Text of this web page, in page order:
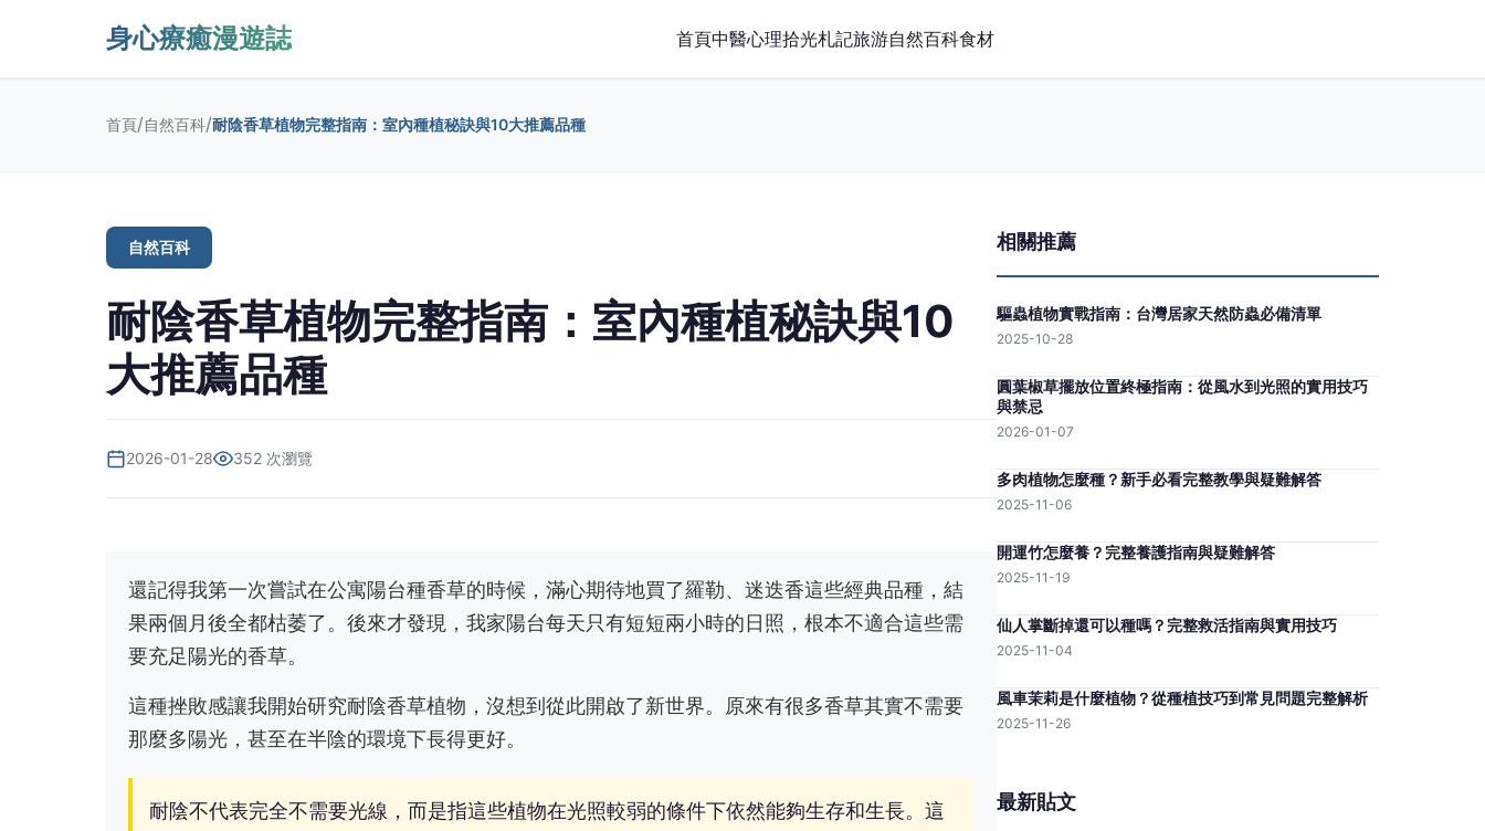
身心療癒漫遊誌 首頁中醫心理拾光札記旅游自然百科食材
首頁/自然百科/耐陰香草植物完整指南：室內種植秘訣與10大推薦品種
自然百科
耐陰香草植物完整指南：室內種植秘訣與10
大推薦品種
2026-01-28 352 次瀏覽
還記得我第一次嘗試在公寓陽台種香草的時候，滿心期待地買了羅勒、迷迭香這些經典品種，結
果兩個月後全都枯萎了。後來才發現，我家陽台每天只有短短兩小時的日照，根本不適合這些需
要充足陽光的香草。
這種挫敗感讓我開始研究耐陰香草植物，沒想到從此開啟了新世界。原來有很多香草其實不需要
那麼多陽光，甚至在半陰的環境下長得更好。
耐陰不代表完全不需要光線，而是指這些植物在光照較弱的條件下依然能夠生存和生長。這
相關推薦
驅蟲植物實戰指南：台灣居家天然防蟲必備清單
2025-10-28
圓葉椒草擺放位置終極指南：從風水到光照的實用技巧
與禁忌
2026-01-07
多肉植物怎麼種？新手必看完整教學與疑難解答
2025-11-06
開運竹怎麼養？完整養護指南與疑難解答
2025-11-19
仙人掌斷掉還可以種嗎？完整救活指南與實用技巧
2025-11-04
風車茉莉是什麼植物？從種植技巧到常見問題完整解析
2025-11-26
最新貼文